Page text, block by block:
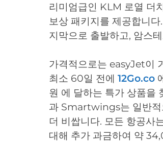
리미엄급인 KLM 로열 더
보상 패키지를 제공합니
지막으로 출발하고, 암스
가격적으로는 easyJet이
최소 60일 전에 12Go.co
원 에 달하는 특가 상품을
과 Smartwings는 일반적
더 비쌉니다. 모든 항공사
대해 추가 과금하여 약